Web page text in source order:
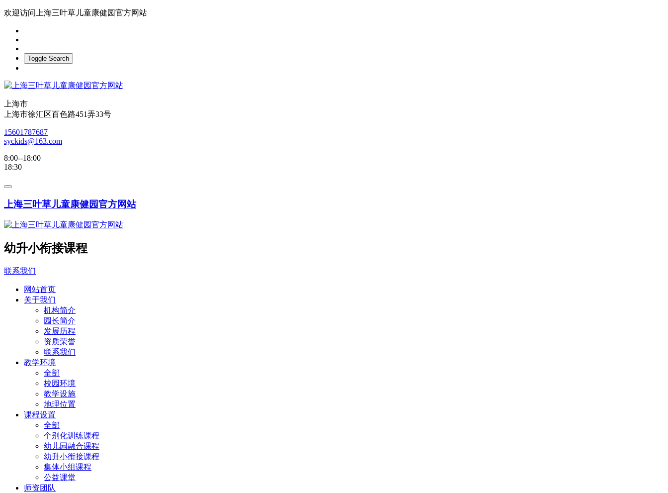
欢迎访问上海三叶草儿童康健园官方网站
Toggle Search
上海市
上海市徐汇区百色路451弄33号
15601787687
syckids@163.com
8:00--18:00
18:30
上海三叶草儿童康健园官方网站
幼升小衔接课程
联系我们
网站首页
关于我们
机构简介
园长简介
发展历程
资质荣誉
联系我们
教学环境
全部
校园环境
教学设施
地理位置
课程设置
全部
个别化训练课程
幼儿园融合课程
幼升小衔接课程
集体小组课程
公益课堂
师资团队